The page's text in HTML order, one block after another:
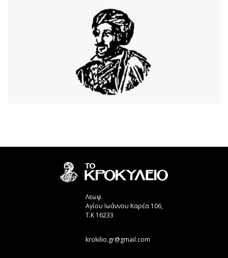
Λεωφ.
Αγίου Ιωάννου Καρέα 106,
Τ.Κ 16233
krokilio.gr@gmail.com